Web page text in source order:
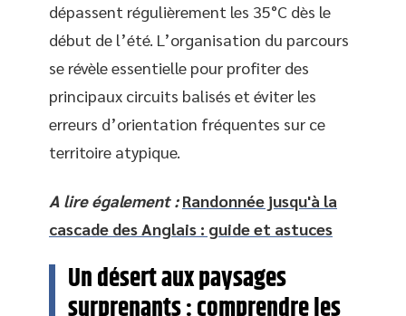
dépassent régulièrement les 35°C dès le
début de l’été. L’organisation du parcours
se révèle essentielle pour profiter des
principaux circuits balisés et éviter les
erreurs d’orientation fréquentes sur ce
territoire atypique.
A lire également : Randonnée jusqu'à la
cascade des Anglais : guide et astuces
Un désert aux paysages
surprenants : comprendre les